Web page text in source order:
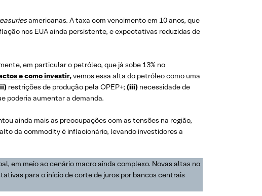
americanas. A taxa com vencimento em 10 anos, que
nos EUA ainda persistente, e expectativas reduzidas de
em particular o petróleo, que já sobe 13% no
e como investir,vemos essa alta do petróleo como uma
restrições de produção pela OPEP+; (iii) necessidade de
poderia aumentar a demanda.
ainda mais as preocupações com as tensões na região,
da commodity é inflacionário, levando investidores a
em meio ao cenário macro ainda complexo. Novas altas no
para o início de corte de juros por bancos centrais